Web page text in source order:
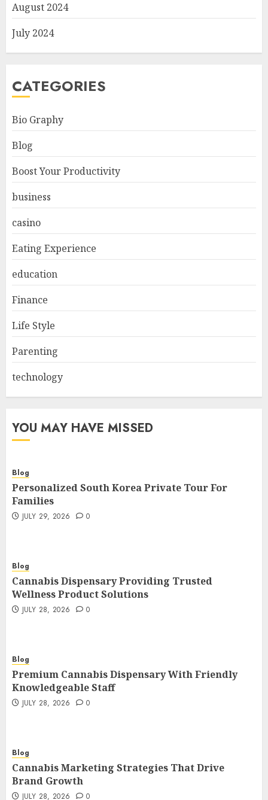
August 2024
July 2024
CATEGORIES
Bio Graphy
Blog
Boost Your Productivity
business
casino
Eating Experience
education
Finance
Life Style
Parenting
technology
YOU MAY HAVE MISSED
Blog
Personalized South Korea Private Tour For
Families
JULY 29, 2026 0
Blog
Cannabis Dispensary Providing Trusted
Wellness Product Solutions
JULY 28, 2026 0
Blog
Premium Cannabis Dispensary With Friendly
Knowledgeable Staff
JULY 28, 2026 0
Blog
Cannabis Marketing Strategies That Drive
Brand Growth
JULY 28, 2026 0